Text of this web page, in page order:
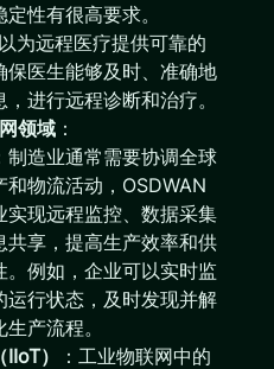
性有很高要求。
为远程医疗提供可靠的
保医生能够及时、准确地
进行远程诊断和治疗。
领域 ：
制造业通常需要协调全球
和物流活动，OSDWAN
实现远程监控、数据采集
共享，提高生产效率和供
。例如，企业可以实时监
运行状态，及时发现并解
产流程。
）
：工业物联网中的